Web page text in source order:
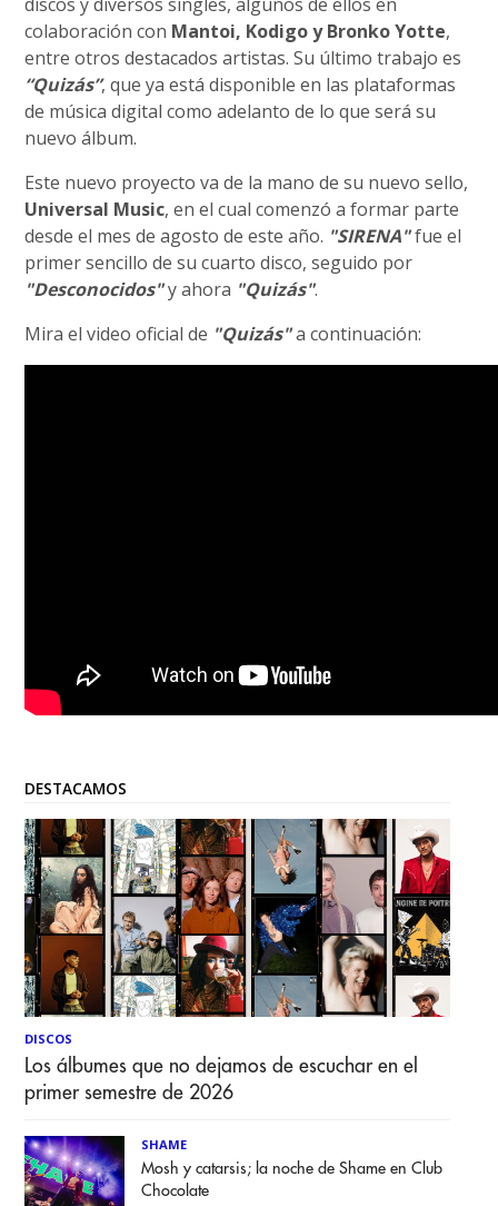
colaboración con Mantoi, Kodigo y Bronko Yotte,
entre otros destacados artistas. Su último trabajo es
“Quizás”, que ya está disponible en las plataformas
de música digital como adelanto de lo que será su
nuevo álbum.
Este nuevo proyecto va de la mano de su nuevo sello,
Universal Music, en el cual comenzó a formar parte
desde el mes de agosto de este año. "SIRENA"fue el
primer sencillo de su cuarto disco, seguido por
"Desconocidos"y ahora "Quizás".
Mira el video oficial de "Quizás"a continuación:
DESTACAMOS
DISCOS
Los álbumes que no dejamos de escuchar en el
primer semestre de 2026
SHAME
Mosh y catarsis; la noche de Shame en Club
Chocolate